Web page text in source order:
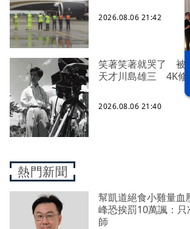
以色列 穹頂
之下
2026.08.06 21:42
笑著笑著就哭了 被
天才川島雄三 4K修
2026.08.06 21:40
熱門新聞
幫凱道絕食小雞量血
峰恐挨罰10萬諷：
師